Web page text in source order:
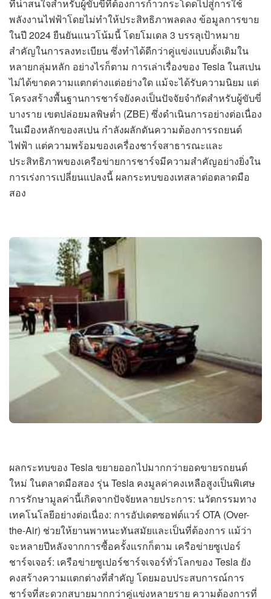
ที่น่าสนใจสำหรับผู้ขับขี่ที่ต้องการก้าวกระโดดไปสู่การใช้
พลังงานไฟฟ้าโดยไม่ทำให้ประสิทธิภาพลดลง ข้อมูลการขาย
ในปี 2024 ยืนยันแนวโน้มนี้ โดยโมเดล 3 บรรลุเป้าหมาย
สำคัญในการลงทะเบียน ซึ่งทำได้ดีกว่าคู่แข่งแบบดั้งเดิมใน
หลายกลุ่มหลัก อย่างไรก็ตาม การเล่าเรื่องของ Tesla ในสเปน
ไม่ได้ขาดความแตกต่างแต่อย่างใด แม้จะได้รับความนิยม แต่
โครงสร้างพื้นฐานการชาร์จยังคงเป็นปัจจัยจำกัดสำหรับผู้ขับขี่
บางราย เขตปล่อยมลพิษต่ำ (ZBE) ซึ่งดำเนินการอย่างต่อเนื่อง
ในเมืองหลักของสเปน กำลังผลักดันความต้องการรถยนต์
ไฟฟ้า แต่ความพร้อมของเครื่องชาร์จสาธารณะและ
ประสิทธิภาพของเครือข่ายการชาร์จมีความสำคัญอย่างยิ่งใน
การเร่งการเปลี่ยนแปลงนี้ ผลกระทบของเทสลาต่อตลาดมือ
สอง
ผลกระทบของ Tesla ขยายออกไปมากกว่ายอดขายรถยนต์
ใหม่ ในตลาดมือสอง รุ่น Tesla คงมูลค่าคงเหลือสูงเป็นพิเศษ
การรักษามูลค่านี้เกิดจากปัจจัยหลายประการ: นวัตกรรมทาง
เทคโนโลยีอย่างต่อเนื่อง: การอัปเดตซอฟต์แวร์ OTA (Over-
the-Air) ช่วยให้ยานพาหนะทันสมัยและเป็นที่ต้องการ แม้ว่า
จะหลายปีหลังจากการซื้อครั้งแรกก็ตาม เครือข่ายซูเปอร์
ชาร์จเจอร์: เครือข่ายซูเปอร์ชาร์จเจอร์ทั่วโลกของ Tesla ยัง
คงสร้างความแตกต่างที่สำคัญ โดยมอบประสบการณ์การ
ชาร์จที่สะดวกสบายมากกว่าคู่แข่งหลายราย ความต้องการที่